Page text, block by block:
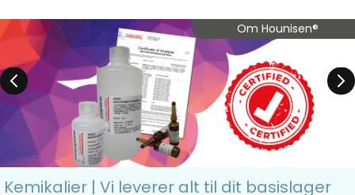
Om Hounisen®
Kemikalier | Vi leverer alt til dit basislager